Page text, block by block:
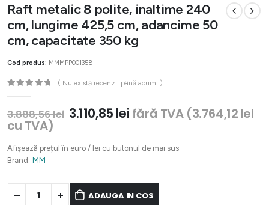
Raft metalic 8 polite, inaltime 240
cm, lungime 425,5 cm, adancime 50
cm, capacitate 350 kg
Cod produs: MMMPP001358
( Nu există recenzii până acum. )
3.888,56lei Prețul
inițial
fost:
3.110,85 leiPrețul
3.110,85 lei.
fără TVA (3.764,12 lei
cu TVA)
Afișează prețul în euro / lei cu butonul de mai sus
Brand: MM
ADAUGA IN COS